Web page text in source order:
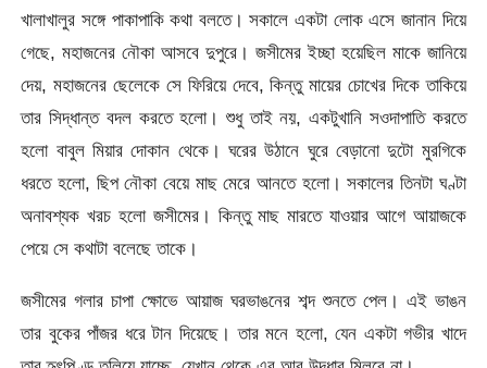
খালাখালুর সঙ্গে পাকাপাকি কথা বলতে। সকালে একটা লোক এসে জানান দিয়ে
গেছে, মহাজনের নৌকা আসবে দুপুরে। জসীমের ইচ্ছা হয়েছিল মাকে জানিয়ে
দেয়, মহাজনের ছেলেকে সে ফিরিয়ে দেবে, কিন্তু মায়ের চোখের দিকে তাকিয়ে
তার সিদ্ধান্ত বদল করতে হলো। শুধু তাই নয়, একটুখানি সওদাপাতি করতে
হলো বাবুল মিয়ার দোকান থেকে। ঘরের উঠানে ঘুরে বেড়ানো দুটো মুরগিকে
ধরতে হলো, ছিপ নৌকা বেয়ে মাছ মেরে আনতে হলো। সকালের তিনটা ঘণ্টা
অনাবশ্যক খরচ হলো জসীমের। কিন্তু মাছ মারতে যাওয়ার আগে আয়াজকে
পেয়ে সে কথাটা বলেছে তাকে।
জসীমের গলার চাপা ক্ষোভে আয়াজ ঘরভাঙনের শব্দ শুনতে পেল। এই ভাঙন
তার বুকের পাঁজর ধরে টান দিয়েছে। তার মনে হলো, যেন একটা গভীর খাদে